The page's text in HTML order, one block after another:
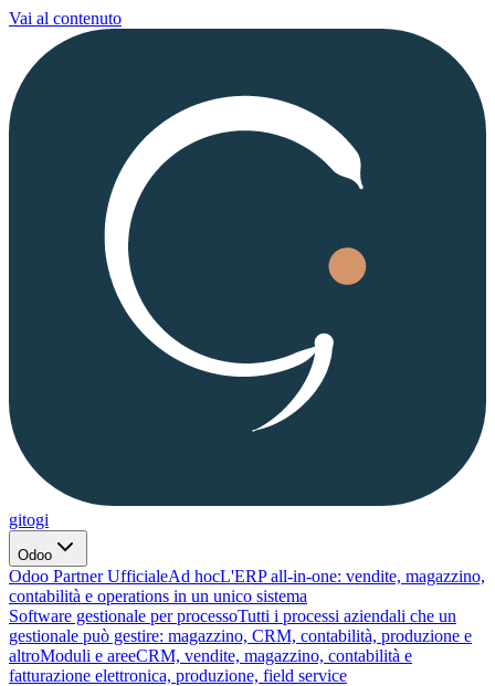
Vai al contenuto
gitogi
Odoo
Odoo Partner UfficialeAd hocL'ERP all-in-one: vendite, magazzino,
contabilità e operations in un unico sistema
Software gestionale per processoTutti i processi aziendali che un
gestionale può gestire: magazzino, CRM, contabilità, produzione e
altroModuli e areeCRM, vendite, magazzino, contabilità e
fatturazione elettronica, produzione, field service